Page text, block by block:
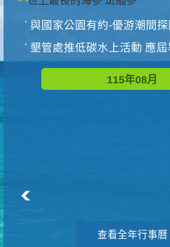
與國家公園有約-優游潮間
墾管處推低碳水上活動 應屆畢
115年08月
查看全年行事曆